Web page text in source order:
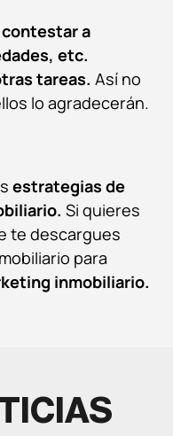
a
etc.
tareas. Así no
lo agradecerán.
estrategias de
Si quieres
te descargues
para
inmobiliario.